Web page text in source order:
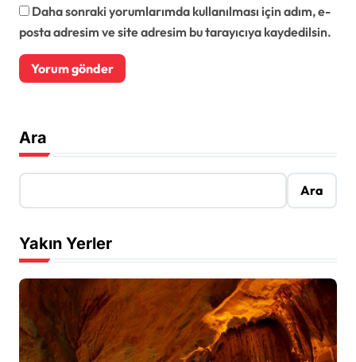
Daha sonraki yorumlarımda kullanılması için adım, e-
posta adresim ve site adresim bu tarayıcıya kaydedilsin.
Ara
Ara
Yakın Yerler